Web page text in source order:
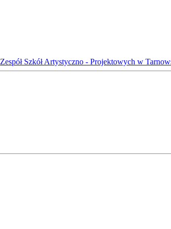
Zespół Szkół Artystyczno - Projektowych w